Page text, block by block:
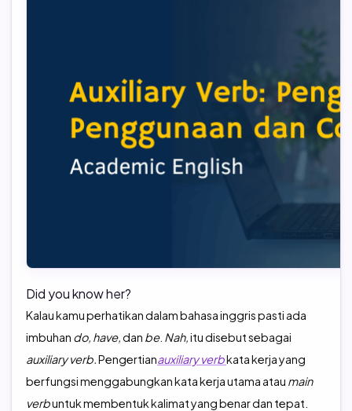
IELTS Preparation
Did you know her?
Kalau kamu perhatikan dalam bahasa inggris pasti ada
imbuhan do, have, dan be. Nah, itu disebut sebagai
auxiliary verb. Pengertianauxiliary verbkata kerja yang
berfungsi menggabungkan kata kerja utama atau main
verbuntuk membentuk kalimat yang benar dan tepat.